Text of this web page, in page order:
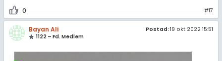
0 #17
Bayan Ali
1122 – Fd. Medlem
Postad:19 okt 2022 15:51